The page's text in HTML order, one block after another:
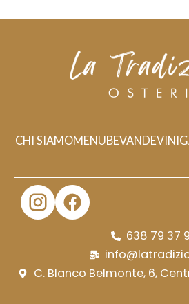
CHI SIAMOMENUBEVANDEVINI
638 79 37
C. Blanco Belmonte, 6,